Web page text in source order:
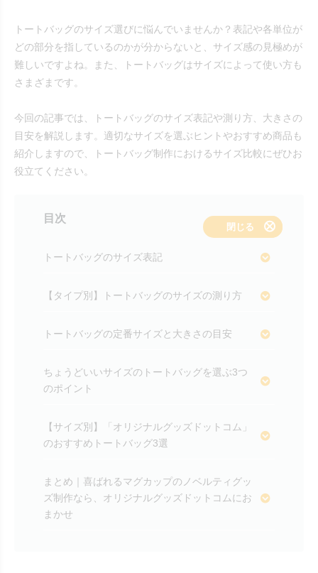
トートバッグのサイズ選びに悩んでいませんか？表記や各単位が
どの部分を指しているのかが分からないと、サイズ感の見極めが
難しいですよね。また、トートバッグはサイズによって使い方も
さまざまです。
今回の記事では、トートバッグのサイズ表記や測り方、大きさの
目安を解説します。適切なサイズを選ぶヒントやおすすめ商品も
紹介しますので、トートバッグ制作におけるサイズ比較にぜひお
役立てください。
目次
表示する
閉じる
トートバッグのサイズ表記
【タイプ別】トートバッグのサイズの測り方
トートバッグの定番サイズと大きさの目安
ちょうどいいサイズのトートバッグを選ぶ3つ
のポイント
【サイズ別】「オリジナルグッズドットコム」
のおすすめトートバッグ3選
まとめ｜喜ばれるマグカップのノベルティグッ
ズ制作なら、オリジナルグッズドットコムにお
まかせ